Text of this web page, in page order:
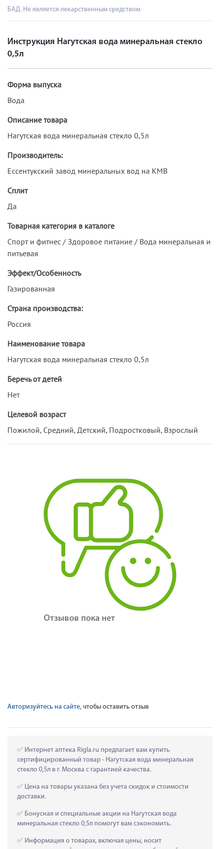
БАД. Не является лекарственным средством
Инструкция Нагутская вода минеральная стекло
0,5л
Форма выпуска
Вода
Описание товара
Нагутская вода минеральная стекло 0,5л
Производитель:
Ессентукский завод минеральных вод на КМВ
Сплит
Да
Товарная категория в каталоге
Спорт и фитнес / Здоровое питание / Вода минеральная и
питьевая
Эффект/Особенность
Газированная
Страна производства:
Россия
Наименование товара
Нагутская вода минеральная стекло 0,5л
Беречь от детей
Нет
Целевой возраст
Пожилой, Средний, Детский, Подростковый, Взрослый
Отзывов пока нет
Авторизуйтесь на сайте, чтобы оставить отзыв
Интернет аптека Rigla.ru предлагает вам купить
сертифицированный товар - Нагутская вода минеральная
стекло 0,5л в г. Москва с гарантией качества.
Цена на товары указана без учета скидок и стоимости
доставки.
Бонусная и специальные акции на Нагутская вода
минеральная стекло 0,5л помогут вам сэкономить.
Информация о товарах, включая цены, носит